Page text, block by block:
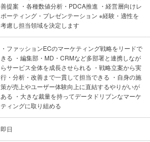
善提案 ・各種数値分析・PDCA推進 ・経営層向けレ
ポーティング・プレゼンテーション ※経験・適性を
考慮し担当領域を決定します
・ファッションECのマーケティング戦略をリードで
きる ・編集部・MD・CRMなど多部署と連携しなが
らサービス全体を成長させられる ・戦略立案から実
行・分析・改善まで一貫して担当できる ・自身の施
策が売上やユーザー体験向上に直結するやりがいが
ある ・大きな裁量を持ってデータドリブンなマーケ
ティングに取り組める
即日